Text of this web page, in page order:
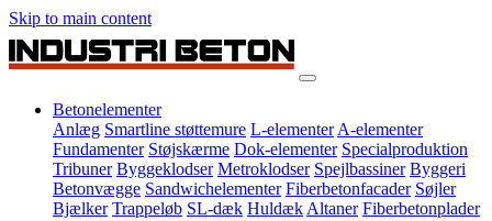
Skip to main content
Betonelementer
Anlæg Smartline støttemure L-elementer A-elementer
Fundamenter Støjskærme Dok-elementer Specialproduktion
Tribuner Byggeklodser Metroklodser Spejlbassiner Byggeri
Betonvægge Sandwichelementer Fiberbetonfacader Søjler
Bjælker Trappeløb SL-dæk Huldæk Altaner Fiberbetonplader